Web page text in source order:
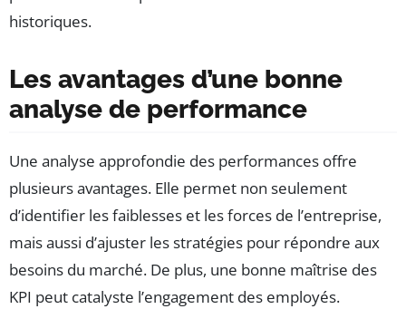
historiques.
Les avantages d’une bonne
analyse de performance
Une analyse approfondie des performances offre
plusieurs avantages. Elle permet non seulement
d’identifier les faiblesses et les forces de l’entreprise,
mais aussi d’ajuster les stratégies pour répondre aux
besoins du marché. De plus, une bonne maîtrise des
KPI peut catalyste l’engagement des employés.